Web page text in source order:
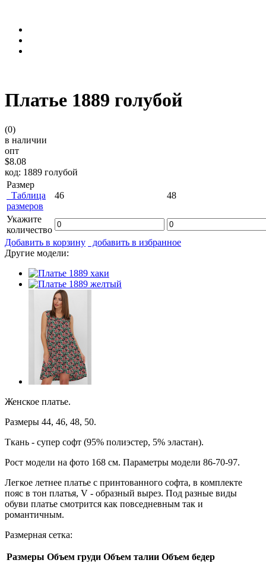
Платье 1889 голубой
(0)
в наличии
опт
$8.08
код: 1889 голубой
Размер
Таблица
размеров
46 48
Укажите
количество
Добавить в корзину
добавить в избранное
Другие модели:
Женское платье.
Размеры 44, 46, 48, 50.
Ткань - супер софт (95% полиэстер, 5% эластан).
Рост модели на фото 168 см. Параметры модели 86-70-97.
Легкое летнее платье с принтованного софта, в комплекте
пояс в тон платья, V - образный вырез. Под разные виды
обуви платье смотрится как повседневным так и
романтичным.
Размерная сетка:
Размеры Объем груди Объем талии Объем бедер